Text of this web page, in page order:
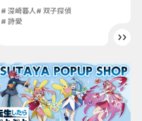
時発売決定！IP書店ではPO
P UP SHOPも開催！！
# 深崎暮人# 双子探偵
# 詩愛